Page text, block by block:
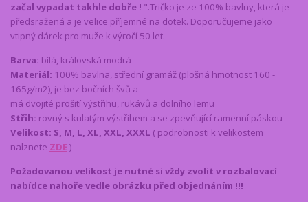
začal vypadat takhle dobře ! ".Tričko je ze 100% bavlny, která je
předsražená a je velice příjemné na dotek. Doporučujeme jako
vtipný dárek pro muže k výročí 50 let.
Barva: bílá, královská modrá
Materiál: 100% bavlna, střední gramáž (plošná hmotnost 160 -
165g/m2), je bez bočních švů a
má dvojité prošití výstřihu, rukávů a dolního lemu
Střih: rovný s kulatým výstřihem a se zpevňující ramenní páskou
Velikost: S, M, L, XL, XXL, XXXL ( podrobnosti k velikostem
nalznete ZDE)
Požadovanou velikost je nutné si vždy zvolit v rozbalovací
nabídce nahoře vedle obrázku před objednáním !!!